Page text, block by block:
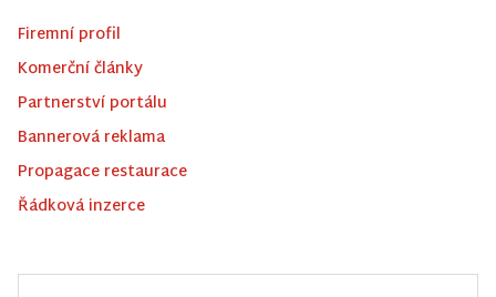
Firemní profil
Komerční články
Partnerství portálu
Bannerová reklama
Propagace restaurace
Řádková inzerce